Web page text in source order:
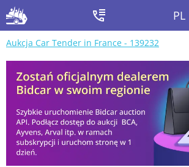
PL
Aukcja Car Tender in France - 139232